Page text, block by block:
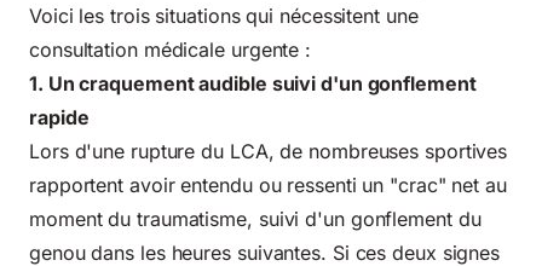
Voici les trois situations qui nécessitent une
consultation médicale urgente :
1. Un craquement audible suivi d'un gonflement
rapide
Lors d'une rupture du LCA, de nombreuses sportives
rapportent avoir entendu ou ressenti un "crac" net au
moment du traumatisme, suivi d'un gonflement du
genou dans les heures suivantes. Si ces deux signes